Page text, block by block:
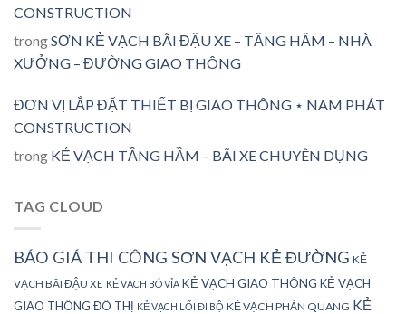
CONSTRUCTION
trongSƠN KẺ VẠCH BÃI ĐẬU XE – TẦNG HẦM – NHÀ
XƯỞNG – ĐƯỜNG GIAO THÔNG
ĐƠN VỊ LẮP ĐẶT THIẾT BỊ GIAO THÔNG ⋆ NAM PHÁT
CONSTRUCTION
trong KẺ VẠCH TẦNG HẦM – BÃI XE CHUYÊN DỤNG
TAG CLOUD
BÁO GIÁ THI CÔNG SƠN VẠCH KẺ ĐƯỜNG KẺ
VẠCH BÃI ĐẬU XE KẺ VẠCH BÓ VỈA KẺ VẠCH GIAO THÔNG KẺ VẠCH
GIAO THÔNG ĐÔ THỊ KẺ VẠCH LỐI ĐI BỘ KẺ VẠCH PHẢN QUANG KẺ